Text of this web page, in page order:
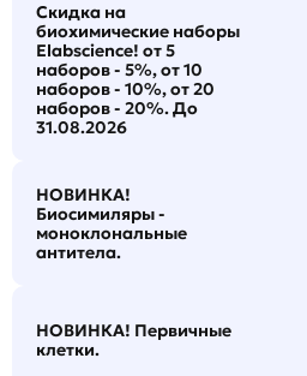
Скидка на
биохимические наборы
Elabscience! от 5
наборов - 5%, от 10
наборов - 10%, от 20
наборов - 20%. До
31.08.2026
НОВИНКА!
Биосимиляры -
моноклональные
антитела.
НОВИНКА! Первичные
клетки.